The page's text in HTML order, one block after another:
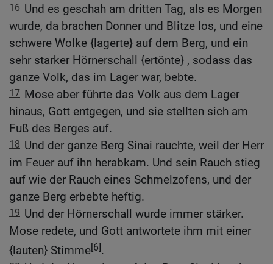
16 Und es geschah am dritten Tag, als es Morgen
wurde, da brachen Donner und Blitze los, und eine
schwere Wolke {lagerte} auf dem Berg, und ein
sehr starker Hörnerschall {ertönte} , sodass das
ganze Volk, das im Lager war, bebte.
17 Mose aber führte das Volk aus dem Lager
hinaus, Gott entgegen, und sie stellten sich am
Fuß des Berges auf.
18 Und der ganze Berg Sinai rauchte, weil der Herr
im Feuer auf ihn herabkam. Und sein Rauch stieg
auf wie der Rauch eines Schmelzofens, und der
ganze Berg erbebte heftig.
19 Und der Hörnerschall wurde immer stärker.
Mose redete, und Gott antwortete ihm mit einer
{lauten} Stimme[6].